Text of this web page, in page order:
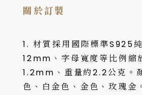
關於訂製
1. 材質採用國際標準S925
12mm、字母寬度等比例縮
1.2mm、重量約2.2公克。
色、白金色、金色、玫瑰金